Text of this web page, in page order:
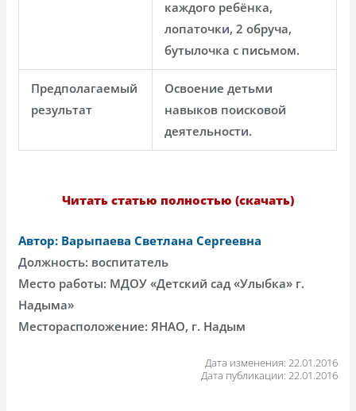
каждого ребёнка,
лопаточки, 2 обруча,
бутылочка с письмом.
Предполагаемый
результат
Освоение детьми
навыков поисковой
деятельности.
Читать статью полностью (скачать)
Автор: Варыпаева Светлана Сергеевна
Должность: воспитатель
Место работы: МДОУ «Детский сад «Улыбка» г.
Надыма»
Месторасположение: ЯНАО, г. Надым
Дата изменения: 22.01.2016
Дата публикации: 22.01.2016